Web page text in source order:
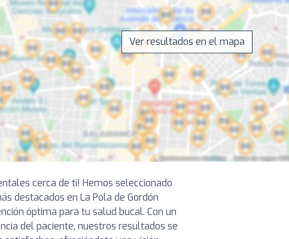
Ver resultados en el mapa
cerca de ti! Hemos seleccionado
destacados en La Pola de Gordón
óptima para tu salud bucal. Con un
del paciente, nuestros resultados se